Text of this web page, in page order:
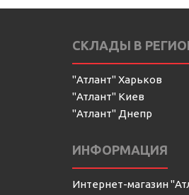
СКЛАДЫ В
"Атлант" Харьков
"Атлант" Киев
"Атлант" Днепр
ИНФОРМАЦИЯ
Интернет-магазин